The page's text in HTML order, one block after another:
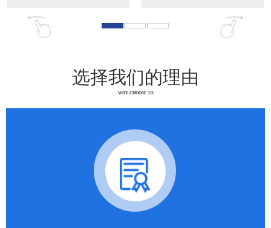
选择我们的理由
WHY CHOOSE US